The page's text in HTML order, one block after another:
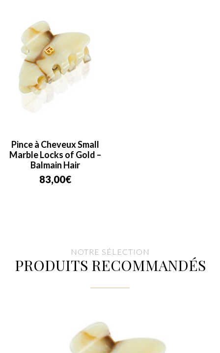
Pince à Cheveux Small
Marble Locks of Gold –
Balmain Hair
83,00€
NOTRE SÉLECTION
PRODUITS RECOMMANDÉS